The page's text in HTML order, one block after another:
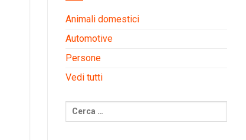
Animali domestici
Automotive
Persone
Vedi tutti